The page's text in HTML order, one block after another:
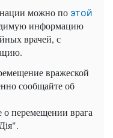
можно по этой
информацию
врачей, с
вражеской
сообщайте об
о перемещении врага